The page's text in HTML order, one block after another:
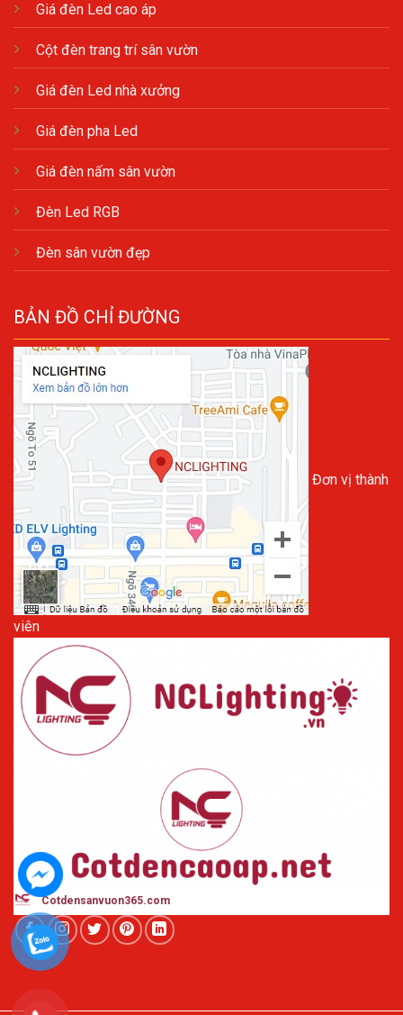
Giá đèn Led cao áp
Cột đèn trang trí sân vườn
Giá đèn Led nhà xưởng
Giá đèn pha Led
Giá đèn nấm sân vườn
Đèn Led RGB
Đèn sân vườn đẹp
BẢN ĐỒ CHỈ ĐƯỜNG
Đơn vị thành
viên
Cotdensanvuon365.com